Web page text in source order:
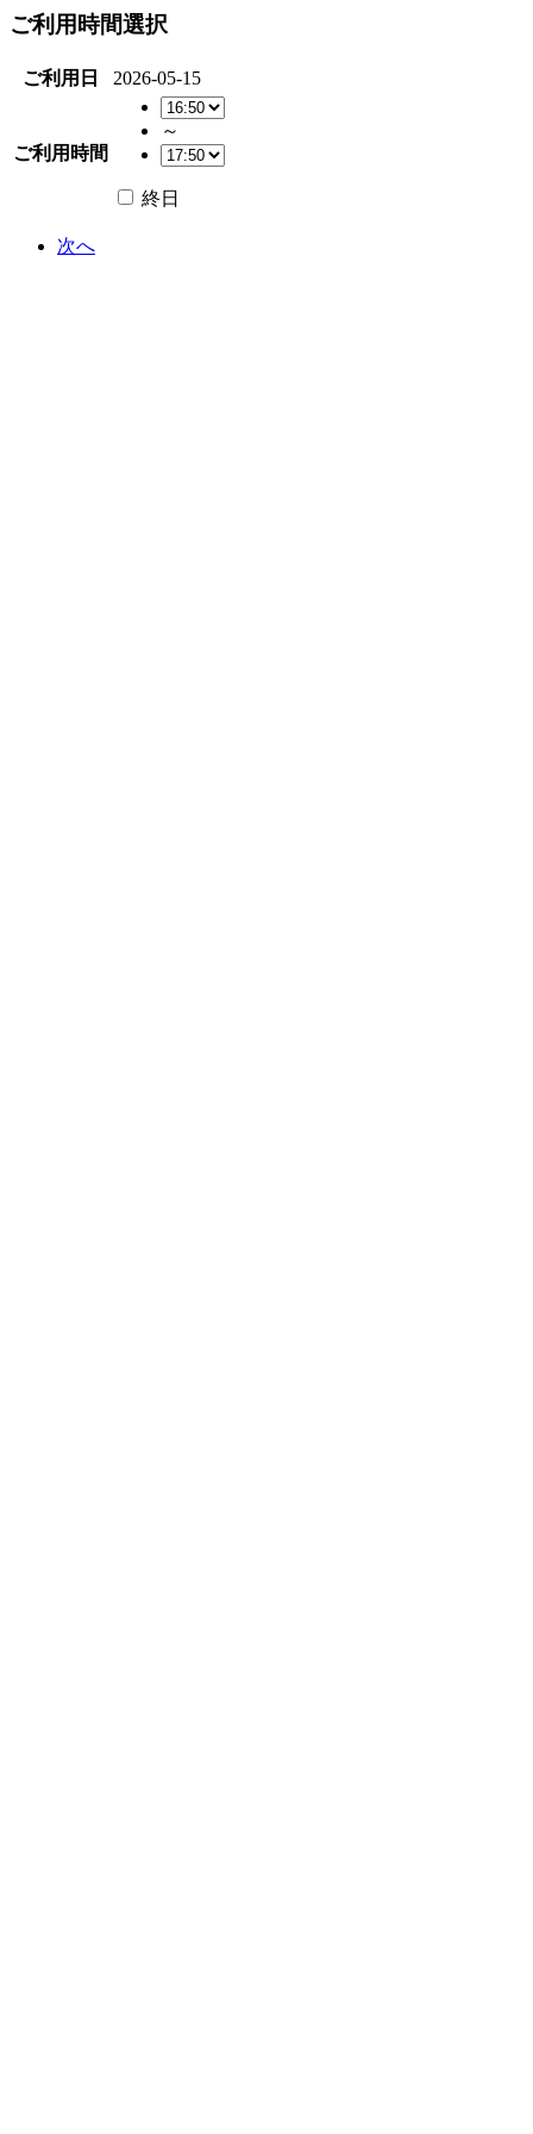
ご利用時間選択
ご利用日 2026-05-15
ご利用時間
～
終日
次へ